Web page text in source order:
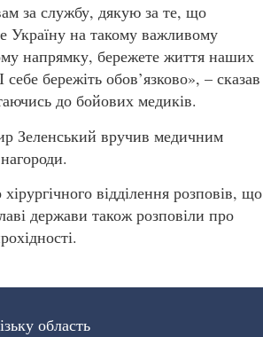
за службу, дякую за те, що
Україну на такому важливому
напрямку, бережете життя наших
себе бережіть обов’язково», – сказав
до бойових медиків.
Зеленський вручив медичним
відділення розповів, що
держави також розповіли про
область